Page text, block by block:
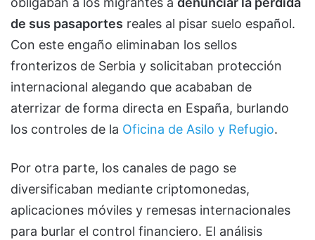
de sus pasaportes reales al pisar suelo español.
Con este engaño eliminaban los sellos
fronterizos de Serbia y solicitaban protección
internacional alegando que acababan de
aterrizar de forma directa en España, burlando
los controles de la Oficina de Asilo y Refugio.
Por otra parte, los canales de pago se
diversificaban mediante criptomonedas,
aplicaciones móviles y remesas internacionales
para burlar el control financiero. El análisis